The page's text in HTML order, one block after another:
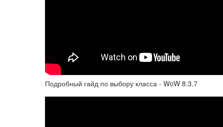
Подробный гайд по выбору класса - WoW 8.3.7